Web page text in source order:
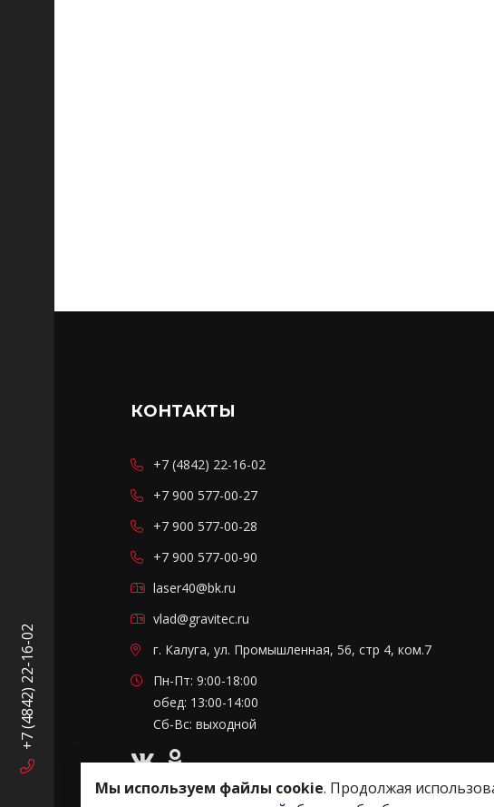
+7 (4842) 22-16-02
КОНТАКТЫ
+7 (4842) 22-16-02
+7 900 577-00-27
+7 900 577-00-28
+7 900 577-00-90
laser40@bk.ru
vlad@gravitec.ru
г. Калуга, ул. Промышленная, 56, стр 4, ком.7
Пн-Пт: 9:00-18:00
обед: 13:00-14:00
Сб-Вс: выходной
Мы используем файлы cookie. Продолжая